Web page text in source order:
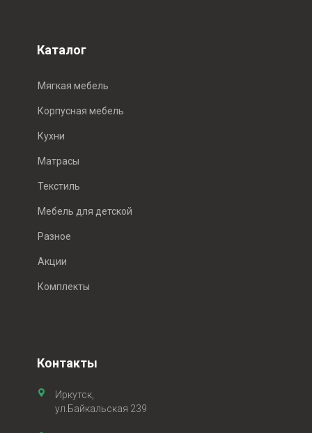
Каталог
Мягкая мебель
Корпусная мебель
Кухни
Матрасы
Текстиль
Мебель для детской
Разное
Акции
Комплекты
Контакты
Иркутск,
ул.Байкальская 239